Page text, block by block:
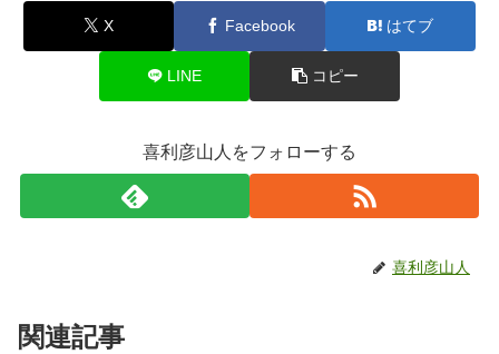
X Facebook はてブ
LINE コピー
喜利彦山人をフォローする
喜利彦山人
関連記事